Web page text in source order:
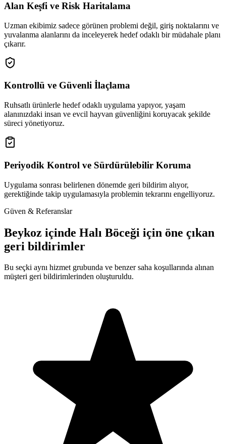
Alan Keşfi ve Risk Haritalama
Uzman ekibimiz sadece görünen problemi değil, giriş noktalarını ve
yuvalanma alanlarını da inceleyerek hedef odaklı bir müdahale planı
çıkarır.
Kontrollü ve Güvenli İlaçlama
Ruhsatlı ürünlerle hedef odaklı uygulama yapıyor, yaşam
alanınızdaki insan ve evcil hayvan güvenliğini koruyacak şekilde
süreci yönetiyoruz.
Periyodik Kontrol ve Sürdürülebilir Koruma
Uygulama sonrası belirlenen dönemde geri bildirim alıyor,
gerektiğinde takip uygulamasıyla problemin tekrarını engelliyoruz.
Güven & Referanslar
Beykoz içinde Halı Böceği için öne çıkan
geri bildirimler
Bu seçki aynı hizmet grubunda ve benzer saha koşullarında alınan
müşteri geri bildirimlerinden oluşturuldu.